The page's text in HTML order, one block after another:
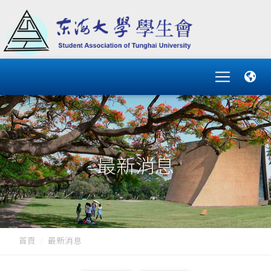
最新消息
首頁 最新消息